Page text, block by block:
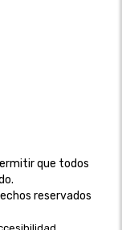
que todos
reservados